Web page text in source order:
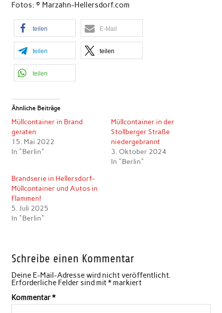
Fotos: © Marzahn-Hellersdorf.com
teilen E-Mail
teilen teilen
teilen
Ähnliche Beiträge
Müllcontainer in Brand
geraten
15. Mai 2022
In "Berlin"
Müllcontainer in der
Stollberger Straße
niedergebrannt
3. Oktober 2024
In "Berlin"
Brandserie in Hellersdorf-
Müllcontainer und Autos in
Flammen!
5. Juli 2025
In "Berlin"
Schreibe einen Kommentar
Deine E-Mail-Adresse wird nicht veröffentlicht.
Erforderliche Felder sind mit*markiert
Kommentar*